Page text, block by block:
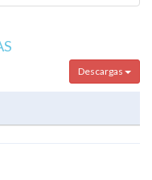
Descargas